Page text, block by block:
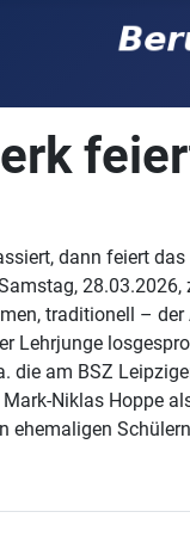
dann feiert
traditionell –
Lehrjunge
die am BSZ
Niklas Hoppe
ehemaligen